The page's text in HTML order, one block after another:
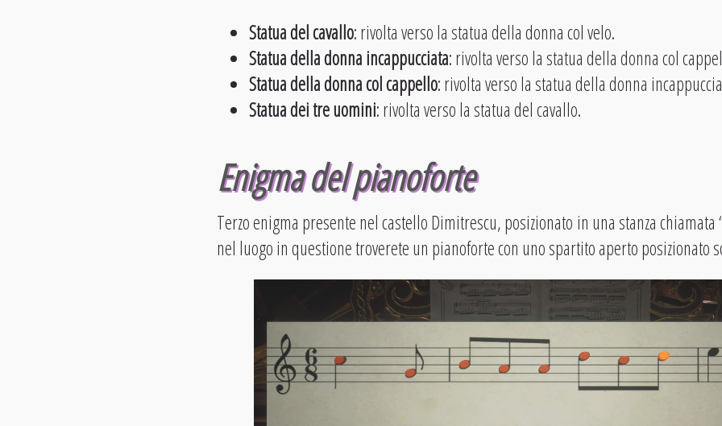
Statua del cavallo: rivolta verso la statua della donna col velo.
Statua della donna incappucciata: rivolta verso la statua della donna col
Statua della donna col cappello: rivolta verso la statua della donna
Statua dei tre uomini: rivolta verso la statua del cavallo.
Enigma del pianoforte
Terzo enigma presente nel castello Dimitrescu, posizionato in una stanza chiamata
nel luogo in questione troverete un pianoforte con uno spartito aperto posizionato